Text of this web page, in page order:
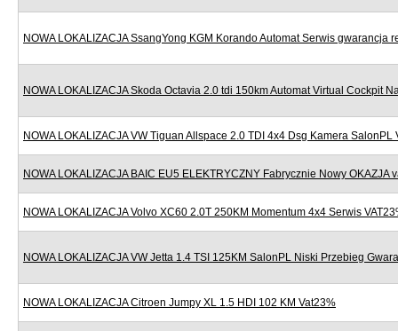
NOWA LOKALIZACJA SsangYong KGM Korando Automat Serwis gwarancja
NOWA LOKALIZACJA Skoda Octavia 2.0 tdi 150km Automat Virtual Cockpit
NOWA LOKALIZACJA VW Tiguan Allspace 2.0 TDI 4x4 Dsg Kamera SalonPL
NOWA LOKALIZACJA BAIC EU5 ELEKTRYCZNY Fabrycznie Nowy OKAZJA
NOWA LOKALIZACJA Volvo XC60 2.0T 250KM Momentum 4x4 Serwis
NOWA LOKALIZACJA VW Jetta 1.4 TSI 125KM SalonPL Niski Przebieg
NOWA LOKALIZACJA Citroen Jumpy XL 1.5 HDI 102 KM Vat23%